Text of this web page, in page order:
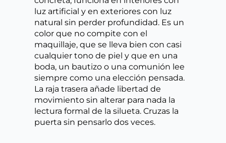
luz artificial y en exteriores con luz
natural sin perder profundidad. Es un
color que no compite con el
maquillaje, que se lleva bien con casi
cualquier tono de piel y que en una
boda, un bautizo o una comunión lee
siempre como una elección pensada.
La raja trasera añade libertad de
movimiento sin alterar para nada la
lectura formal de la silueta. Cruzas la
puerta sin pensarlo dos veces.